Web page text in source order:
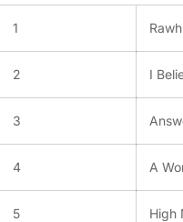
1
2 I
3
4 A
5 High